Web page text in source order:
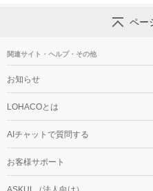
ペー
関連サイト・ヘルプ・その他
お知らせ
LOHACOとは
AIチャットで質問する
お客様サポート